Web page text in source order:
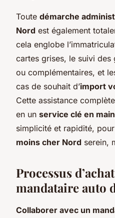
Toute démarche
Nord est également
cela englobe
cartes grises, le suivi des
ou complémentaires, et
cas de souhait d’import
Cette assistance
en un service clé en main
simplicité et rapidité, pour
moins cher Nord serein,
Processus
mandataire auto
Collaborer avec un